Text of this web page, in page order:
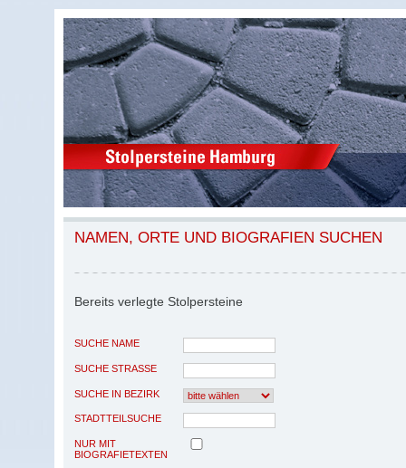
NAMEN, ORTE UND BIOGRAFIEN SUCHEN
Bereits verlegte Stolpersteine
SUCHE NAME
SUCHE STRASSE
SUCHE IN BEZIRK
STADTTEILSUCHE
NUR MIT
BIOGRAFIETEXTEN